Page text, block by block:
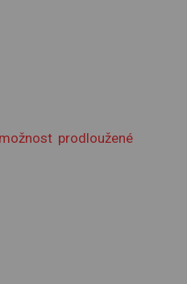
prodloužené